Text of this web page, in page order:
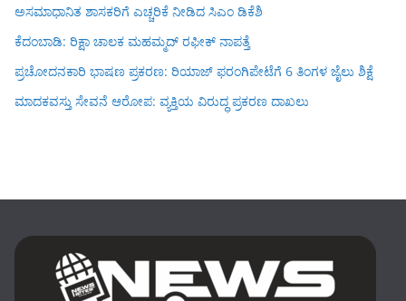
ಅಸಮಾಧಾನಿತ ಶಾಸಕರಿಗೆ ಎಚ್ಚರಿಕೆ ನೀಡಿದ ಸಿಎಂ ಡಿಕೆಶಿ
ಕೆದಂಬಾಡಿ: ರಿಕ್ಷಾ ಚಾಲಕ ಮಹಮ್ಮದ್ ರಫೀಕ್ ನಾಪತ್ತೆ
ಪ್ರಚೋದನಕಾರಿ ಭಾಷಣ ಪ್ರಕರಣ: ರಿಯಾಜ್ ಫರಂಗಿಪೇಟೆಗೆ 6 ತಿಂಗಳ ಜೈಲು ಶಿಕ್ಷೆ
ಮಾದಕವಸ್ತು ಸೇವನೆ ಆರೋಪ: ವ್ಯಕ್ತಿಯ ವಿರುದ್ಧ ಪ್ರಕರಣ ದಾಖಲು